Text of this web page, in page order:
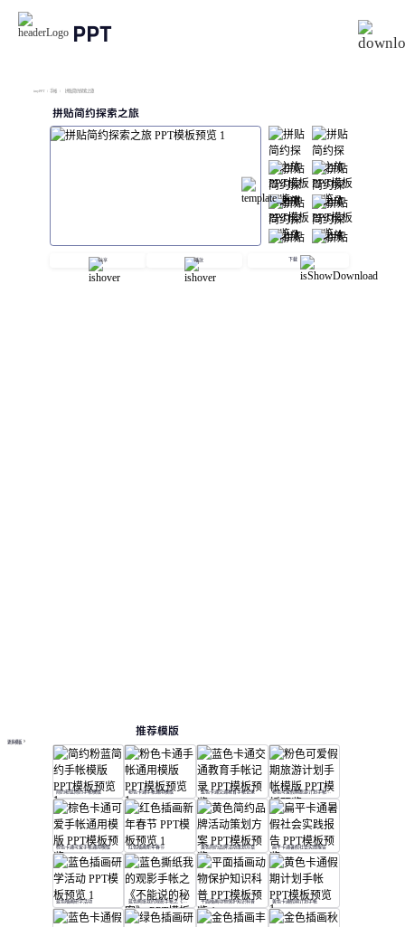
PPT
imyPPT / 手帐 / 拼贴简约探索之旅
拼贴简约探索之旅
分享 播放 下载
推荐模版
更多模板
简约粉蓝简约手帐模版 粉色卡通手帐通用模版 蓝色卡通交通教育手帐记录 粉色可爱假期旅游计划手帐模版
棕色卡通可爱手帐通用模版 红色插画新年春节 黄色简约品牌活动策划方案 扁平卡通暑假社会实践报告
蓝色插画研学活动 蓝色撕纸我的观影手帐之《不能说的秘密》 平面插画动物保护知识科普 黄色卡通假期计划手帐